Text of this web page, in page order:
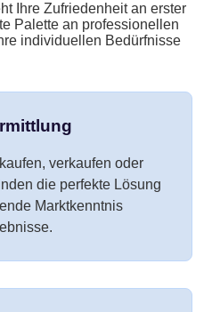
Ihre Zufriedenheit an erster
Palette an professionellen
individuellen Bedürfnisse
verkaufen oder
die perfekte Lösung
Marktkenntnis